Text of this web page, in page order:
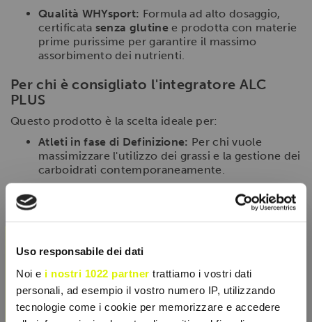
×
Uso responsabile dei dati
Noi e i nostri 1022 partner trattiamo i vostri dati
personali, ad esempio il vostro numero IP, utilizzando
tecnologie come i cookie per memorizzare e accedere
Qualità WHYsport: Formula ad alto dosaggio,
certificata senza glutine e prodotta con materie
prime purissime per garantire il massimo
assorbimento dei nutrienti.
Per chi è consigliato l'integratore ALC
PLUS
Questo prodotto è la scelta ideale per:
Atleti in fase di Definizione: Per chi vuole
massimizzare l'utilizzo dei grassi e la gestione dei
carboidrati contemporaneamente.
Per supportare la
produzione di energia cellulare e contrastare
migliorare il focus e l'energia metabolica senza
l'uso di caffeina o eccitanti.
Modalità d'uso
Si consiglia di assumere 1 compressa al giorno